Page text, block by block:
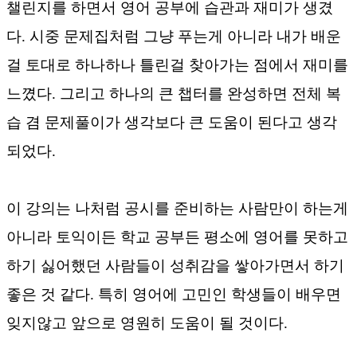
챌린지를 하면서 영어 공부에 습관과 재미가 생겼
다. 시중 문제집처럼 그냥 푸는게 아니라 내가 배운
걸 토대로 하나하나 틀린걸 찾아가는 점에서 재미를
느꼈다. 그리고 하나의 큰 챕터를 완성하면 전체 복
습 겸 문제풀이가 생각보다 큰 도움이 된다고 생각
되었다.
이 강의는 나처럼 공시를 준비하는 사람만이 하는게
아니라 토익이든 학교 공부든 평소에 영어를 못하고
하기 싫어했던 사람들이 성취감을 쌓아가면서 하기
좋은 것 같다. 특히 영어에 고민인 학생들이 배우면
잊지않고 앞으로 영원히 도움이 될 것이다.